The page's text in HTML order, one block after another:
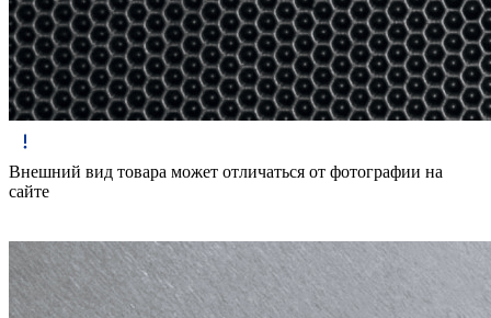
Внешний вид товара может отличаться от фотографии на
сайте